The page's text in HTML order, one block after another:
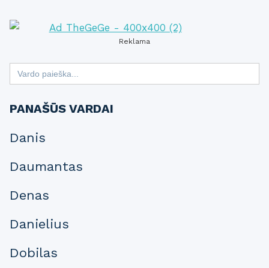
Reklama
Search
for:
PANAŠŪS VARDAI
Danis
Daumantas
Denas
Danielius
Dobilas